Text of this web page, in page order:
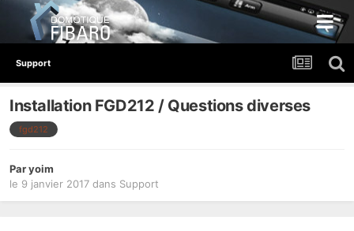
Support
Installation FGD212 / Questions diverses
fgd212
Paryoim
le 9 janvier 2017 dans Support